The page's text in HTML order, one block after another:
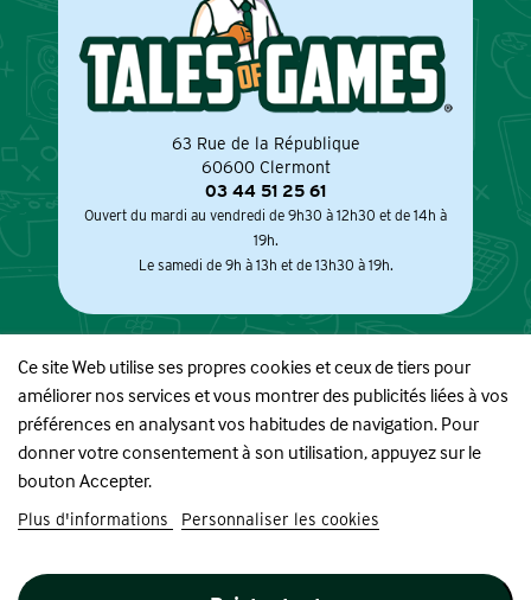
63 Rue de la République
60600 Clermont
03 44 51 25 61
Ouvert du mardi au vendredi de 9h30 à 12h30 et de 14h à
19h.
Le samedi de 9h à 13h et de 13h30 à 19h.
À PROPOS
INFORMATIONS
Ce site Web utilise ses propres cookies et ceux de tiers pour
améliorer nos services et vous montrer des publicités liées à vos
préférences en analysant vos habitudes de navigation. Pour
donner votre consentement à son utilisation, appuyez sur le
bouton Accepter.
Plus d'informations Personnaliser les cookies